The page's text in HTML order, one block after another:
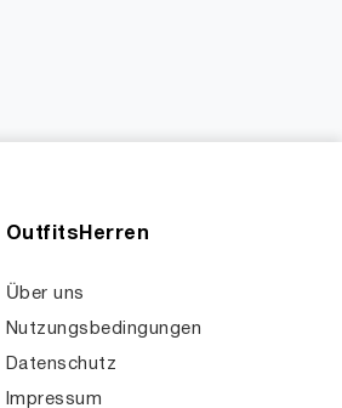
OutfitsHerren
Über uns
Nutzungsbedingungen
Datenschutz
Impressum